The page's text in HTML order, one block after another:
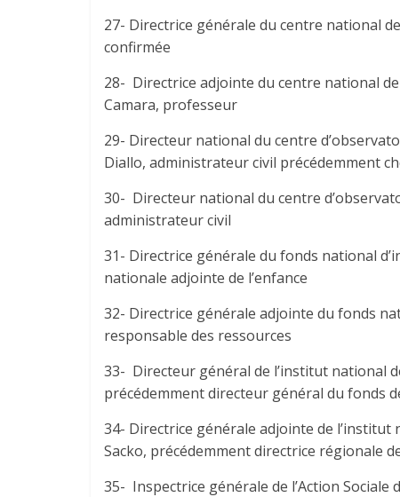
27- Directrice générale du centre national
confirmée
28- Directrice adjointe du centre national
Camara, professeur
29- Directeur national du centre
Diallo, administrateur civil précédemment
30- Directeur national du centre
administrateur civil
31- Directrice générale du fonds national
nationale adjointe de l’enfance
32- Directrice générale adjointe du fonds
responsable des ressources
33- Directeur général de l’institut national
précédemment directeur général du fonds
34- Directrice générale adjointe de
Sacko, précédemment directrice régionale
35- Inspectrice générale de l’Action Sociale